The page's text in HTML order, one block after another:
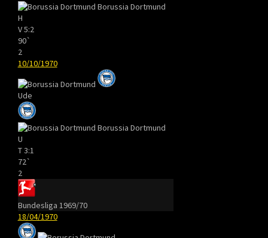
Borussia Dortmund
H
V5:2
90`
2
10/10/1970
Ude
Borussia Dortmund
U
T3:1
72`
2
Bundesliga 1969/70
18/04/1970